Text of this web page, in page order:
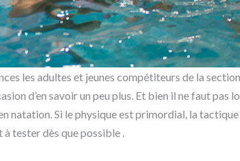
les adultes et jeunes compétiteurs de la
d’en savoir un peu plus. Et bien il ne faut
natation. Si le physique est primordial, la
tester dès que possible .